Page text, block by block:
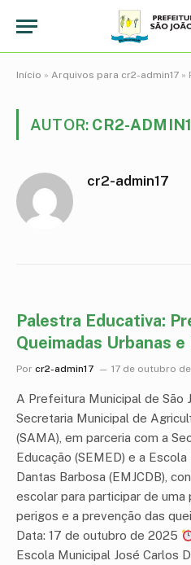
Início » Arquivos para cr2-admin17 »
AUTOR: CR2-
cr2-admin17
Palestra Educativa:
Queimadas Urbanas e
Por cr2-admin17 17 de outubro
A Prefeitura Municipal de São
Secretaria Municipal de
(SAMA), em parceria com a
Educação (SEMED) e a
Dantas Barbosa (EMJCDB),
escolar para participar de
perigos e a prevenção das
Data: 17 de outubro de 2025
Escola Municipal José Carlos